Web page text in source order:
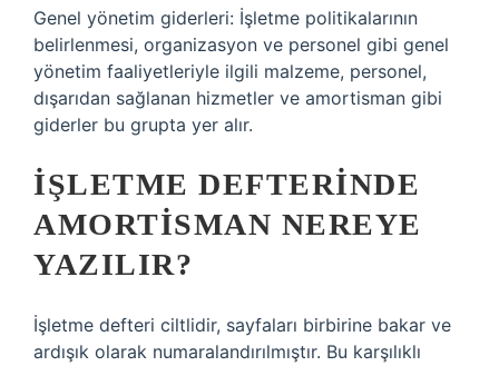
Genel yönetim giderleri: İşletme politikalarının
belirlenmesi, organizasyon ve personel gibi genel
yönetim faaliyetleriyle ilgili malzeme, personel,
dışarıdan sağlanan hizmetler ve amortisman gibi
giderler bu grupta yer alır.
İŞLETME DEFTERINDE
AMORTISMAN NEREYE
YAZILIR?
İşletme defteri ciltlidir, sayfaları birbirine bakar ve
ardışık olarak numaralandırılmıştır. Bu karşılıklı